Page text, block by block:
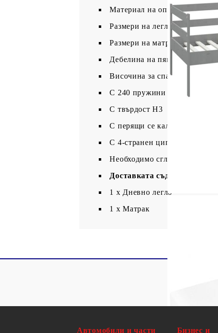
Материал на опаковката на
Размери на леглото: 204 x
Размери на матрака: 90 x
Дебелина на пяната: 20 см
Височина за спане от
С 240 пружини на кв.м
С твърдост H3
С перящи се калъфи
С 4-странен цип
Необходимо сглобяване: Да
Доставката съдържа:
1 х Дневно легло
1 x Матрак
Автомобили и части Бизнес и